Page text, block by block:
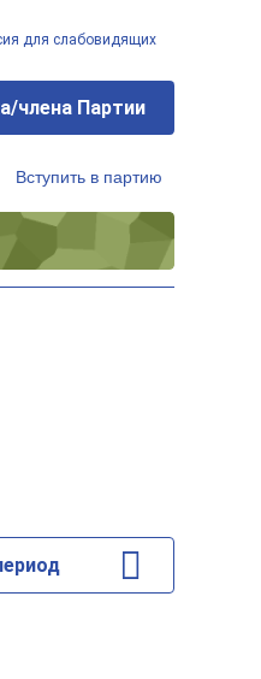
для слабовидящих
члена Партии
Вступить в партию